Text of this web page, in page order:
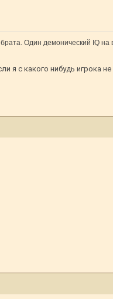
Один демонический IQ на
я с какого нибудь игрока